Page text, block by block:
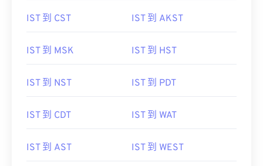
IST 到 CST IST 到 AKST
IST 到 MSK IST 到 HST
IST 到 NST IST 到 PDT
IST 到 CDT IST 到 WAT
IST 到 AST IST 到 WEST